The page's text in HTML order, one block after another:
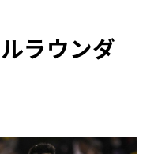
ラウンダ